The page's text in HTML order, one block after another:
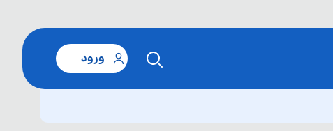
ورود